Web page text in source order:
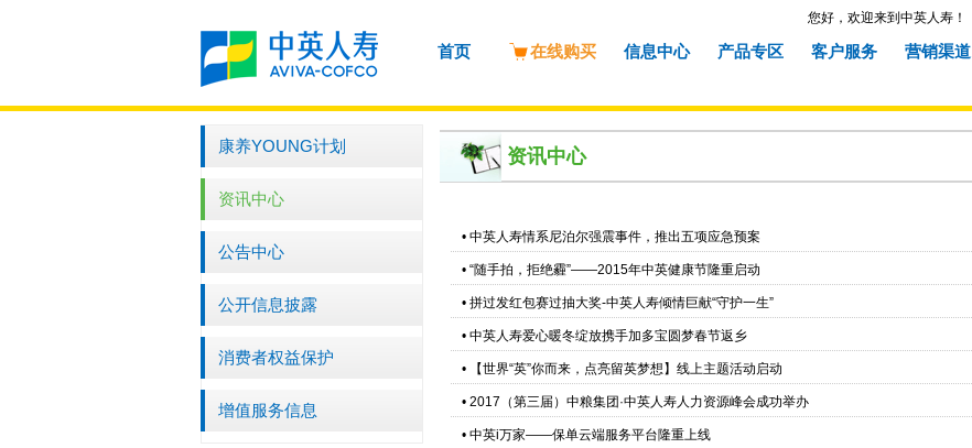
您好，欢迎来到中英人寿！
首页 在线购买 信息中心 产品专区 客户服务 营销渠道
康养YOUNG计划
资讯中心
公告中心
公开信息披露
消费者权益保护
增值服务信息
资讯中心
• 中英人寿情系尼泊尔强震事件，推出五项应急预案
• “随手拍，拒绝霾”——2015年中英健康节隆重启动
• 拼过发红包赛过抽大奖-中英人寿倾情巨献“守护一生”
• 中英人寿爱心暖冬绽放携手加多宝圆梦春节返乡
• 【世界“英”你而来，点亮留英梦想】线上主题活动启动
• 2017（第三届）中粮集团·中英人寿人力资源峰会成功举办
• 中英i万家——保单云端服务平台隆重上线